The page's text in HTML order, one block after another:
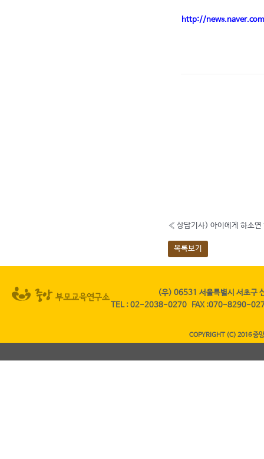
http://
« 상담기사) 아이에게 하소연
목록보기
(우) 06531 서울특별시 서초구
TEL: 02-2038-0270 FAX:070-8290-
COPYRIGHT (C) 2016 중